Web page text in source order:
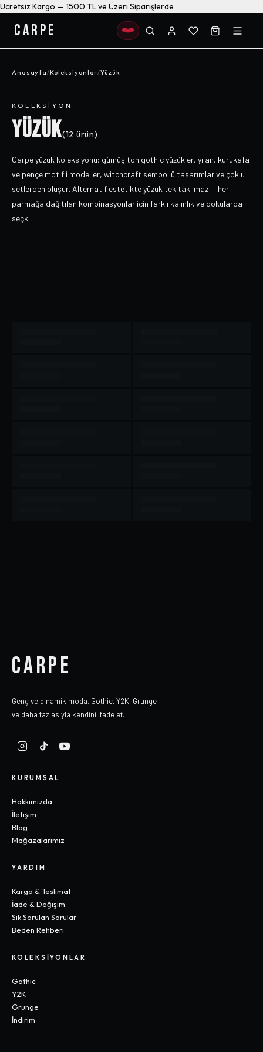
Ücretsiz Kargo — 1500 TL ve Üzeri Siparişlerde
CARPE
Anasayfa/Koleksiyonlar/Yüzük
KOLEKSIYON
YÜZÜK(12 ürün)
Carpe yüzük koleksiyonu; gümüş ton gothic yüzükler, yılan, kurukafa
ve pençe motifli modeller, witchcraft sembollü tasarımlar ve çoklu
setlerden oluşur. Alternatif estetikte yüzük tek takılmaz — her
parmağa dağıtılan kombinasyonlar için farklı kalınlık ve dokularda
seçki.
CARPE
Genç ve dinamik moda. Gothic, Y2K, Grunge
ve daha fazlasıyla kendini ifade et.
KURUMSAL
Hakkımızda
İletişim
Blog
Mağazalarımız
YARDIM
Kargo & Teslimat
İade & Değişim
Sık Sorulan Sorular
Beden Rehberi
KOLEKSIYONLAR
Gothic
Y2K
Grunge
İndirim